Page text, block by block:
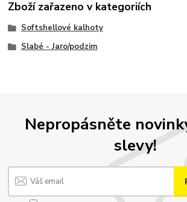
Zboží zařazeno v kategoriích
Softshellové kalhoty
Slabé - Jaro/podzim
Nepropásněte
slevy!